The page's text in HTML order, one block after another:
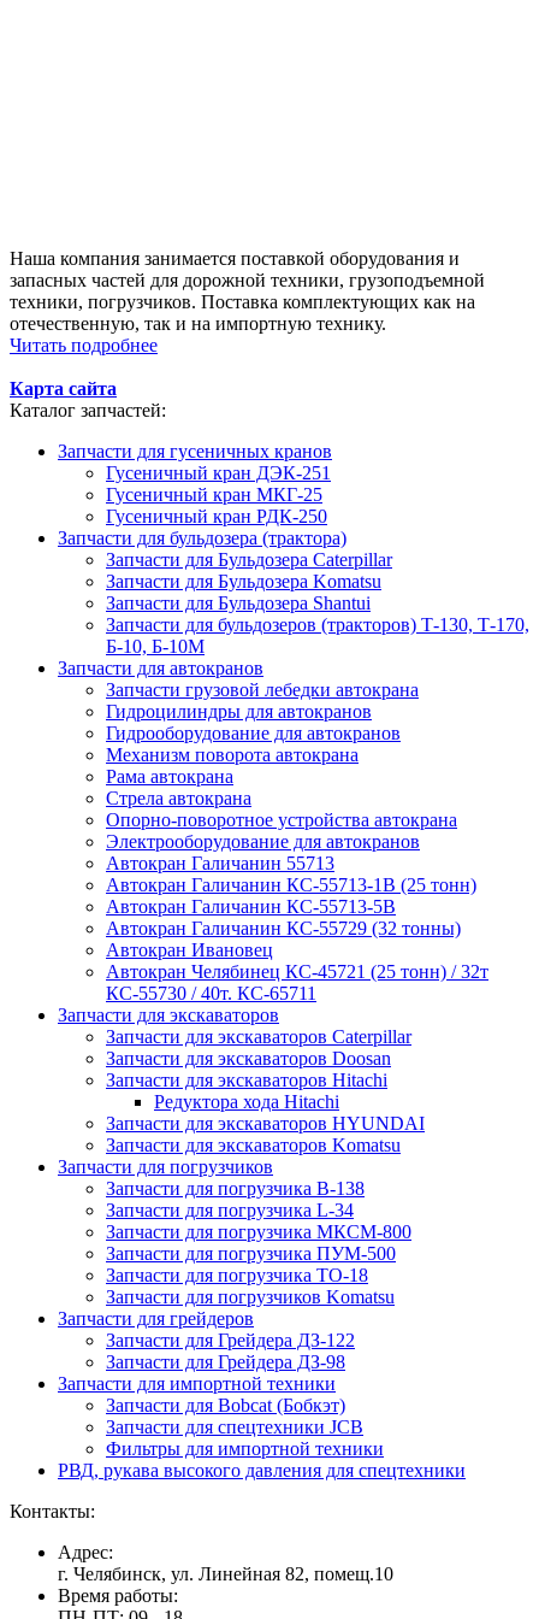
Наша компания занимается поставкой оборудования и
запасных частей для дорожной техники, грузоподъемной
техники, погрузчиков. Поставка комплектующих как на
отечественную, так и на импортную технику.
Читать подробнее
Карта сайта
Каталог запчастей:
Запчасти для гусеничных кранов
Гусеничный кран ДЭК-251
Гусеничный кран МКГ-25
Гусеничный кран РДК-250
Запчасти для бульдозера (трактора)
Запчасти для Бульдозера Caterpillar
Запчасти для Бульдозера Komatsu
Запчасти для Бульдозера Shantui
Запчасти для бульдозеров (тракторов) Т-130, Т-170,
Б-10, Б-10М
Запчасти для автокранов
Запчасти грузовой лебедки автокрана
Гидроцилиндры для автокранов
Гидрооборудование для автокранов
Механизм поворота автокрана
Рама автокрана
Стрела автокрана
Опорно-поворотное устройства автокрана
Электрооборудование для автокранов
Автокран Галичанин 55713
Автокран Галичанин КС-55713-1В (25 тонн)
Автокран Галичанин КС-55713-5В
Автокран Галичанин КС-55729 (32 тонны)
Автокран Ивановец
Автокран Челябинец КС-45721 (25 тонн) / 32т
КС-55730 / 40т. КС-65711
Запчасти для экскаваторов
Запчасти для экскаваторов Caterpillar
Запчасти для экскаваторов Doosan
Запчасти для экскаваторов Hitachi
Редуктора хода Hitachi
Запчасти для экскаваторов HYUNDAI
Запчасти для экскаваторов Komatsu
Запчасти для погрузчиков
Запчасти для погрузчика B-138
Запчасти для погрузчика L-34
Запчасти для погрузчика МКСМ-800
Запчасти для погрузчика ПУМ-500
Запчасти для погрузчика ТО-18
Запчасти для погрузчиков Komatsu
Запчасти для грейдеров
Запчасти для Грейдера ДЗ-122
Запчасти для Грейдера ДЗ-98
Запчасти для импортной техники
Запчасти для Bobcat (Бобкэт)
Запчасти для спецтехники JCB
Фильтры для импортной техники
РВД, рукава высокого давления для спецтехники
Контакты:
Адрес:
г. Челябинск, ул. Линейная 82, помещ.10
Время работы: